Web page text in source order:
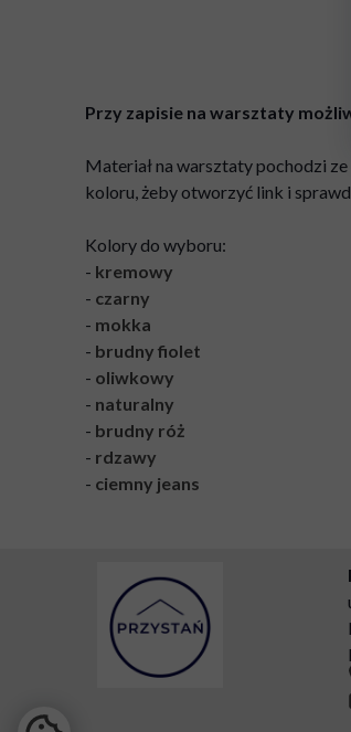
Przy zapisie na warsztaty
Materiał na warsztaty pochodzi
koloru, żeby otworzyć link i
Kolory do wyboru:
- kremowy
- czarny
- mokka
- brudny fiolet
- oliwkowy
- naturalny
- brudny róż
- rdzawy
- ciemny jeans